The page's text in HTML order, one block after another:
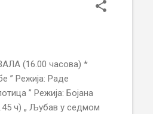
(16.00 часова) *
” Режија: Раде
” Режија: Бојана
ч) „ Љубав у седмом